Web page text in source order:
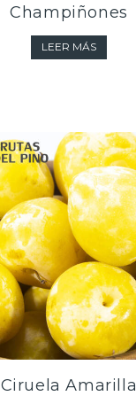
Champiñones
LEER MÁS
Ciruela Amarilla